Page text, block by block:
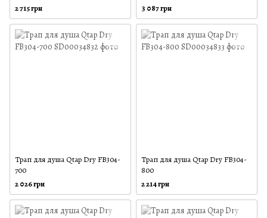
2 715 грн
3 087 грн
Трап для душа Qtap Dry FB304-
700
2 026 грн
Трап для душа Qtap Dry FB304-
800
2 214 грн